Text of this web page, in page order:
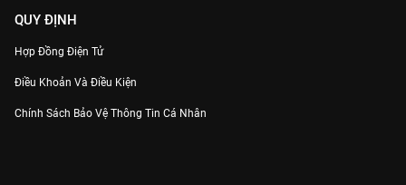
QUY ĐỊNH
Hợp Đồng Điện Tử
Điều Khoản Và Điều Kiện
Chính Sách Bảo Vệ Thông Tin Cá Nhân